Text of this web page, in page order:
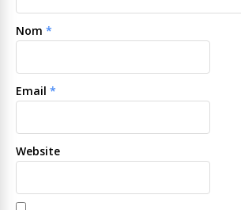
Nom *
Email *
Website